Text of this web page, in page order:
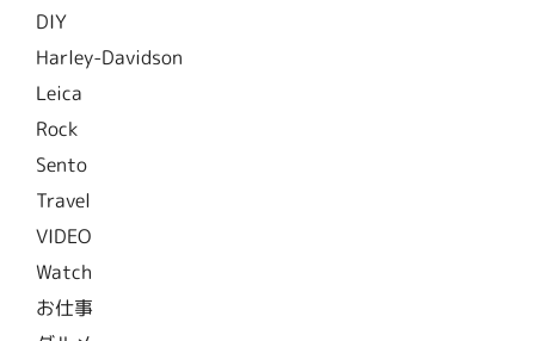
DIY
Harley-Davidson
Leica
Rock
Sento
Travel
VIDEO
Watch
お仕事